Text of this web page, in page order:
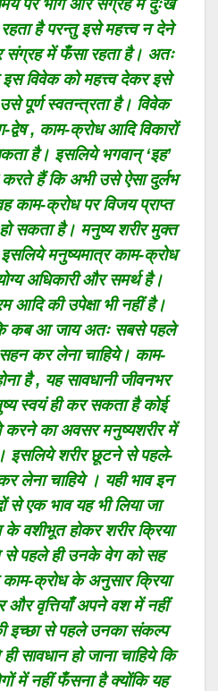
पर भोग और संग्रह में दुःख
है परन्तु इसे महत्त्व न देने
में फँसा रहता है। अतः
विवेक को महत्त्व देकर इसे
पूर्ण स्वतन्त्रता है। विवेक
द्वेष , काम-क्रोध आदि विकारों
है। इसलिये भगवान् ‘इह’
हैं कि अभी उसे ऐसा दुर्लभ
काम-क्रोध पर विजय प्राप्त
सकता है। मनुष्य शरीर मुक्त
मनुष्यमात्र काम-क्रोध
अधिकारी और समर्थ है।
आदि की उपेक्षा भी नहीं है।
कब आ जाय अतः सबसे पहले
कर लेना चाहिये। काम-
है , यह सावधानी जीवनभर
स्वयं ही कर सकता है कोई
करने का अवसर मनुष्यशरीर में
इसलिये शरीर छूटने से पहले-
लेना चाहिये । यही भाव इन
से एक भाव यह भी लिया जा
वशीभूत होकर शरीर क्रिया
से पहले ही उनके वेग को सह
क्रोध के अनुसार क्रिया
और वृत्तियाँ अपने वश में नहीं
इच्छा से पहले उनका संकल्प
सावधान हो जाना चाहिये कि
में नहीं फँसना है क्योंकि यह